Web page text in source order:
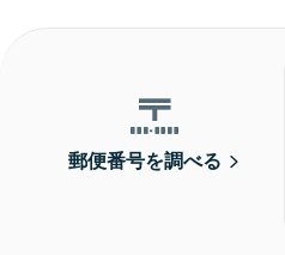
郵便番号を調べる